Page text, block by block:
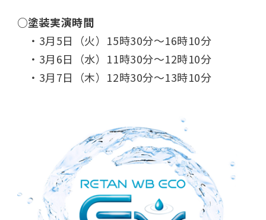
○塗装実演時間
・3月5日（火）15時30分～16時10分
・3月6日（水）11時30分～12時10分
・3月7日（木）12時30分～13時10分